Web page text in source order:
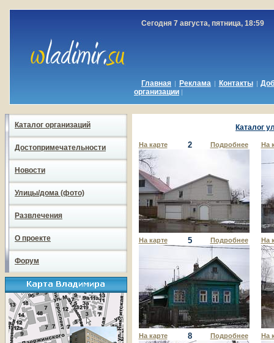
Сегодня 7 августа, пятница, 18:59
Главная | Реклама | Контакты|
организации |
Каталог организаций
Достопримечательности
Новости
Улицы/дома (фото)
Развлечения
О проекте
Форум
Каталог
На карте 2 Подробнее На
На карте 5 Подробнее На
На карте 8 Подробнее На